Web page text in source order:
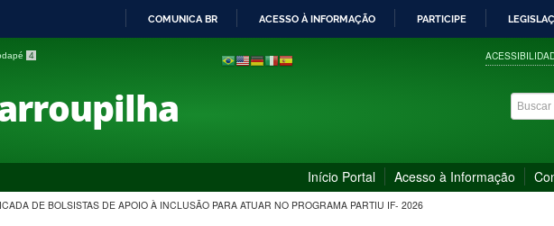
PARA
COMUNICA BR ACESSO À INFORMAÇÃO PARTICIPE
4
Início Portal Acesso à Informação
DE BOLSISTAS DE APOIO À INCLUSÃO PARA ATUAR NO PROGRAMA PARTIU IF- 2026